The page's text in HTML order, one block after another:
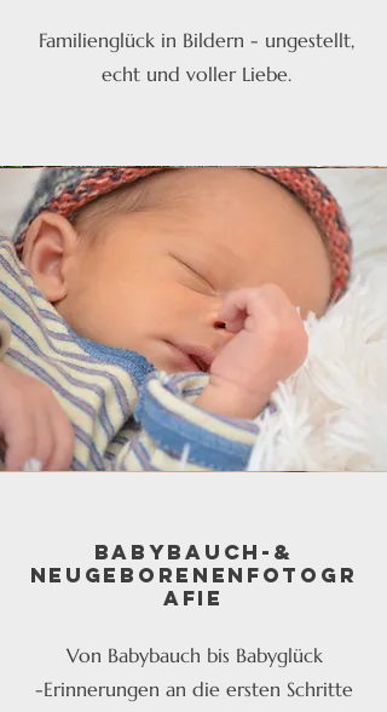
Familienglück in Bildern - ungestellt,
echt und voller Liebe.
Babybauch-&
Neugeborenenfotogr
afie
Von Babybauch bis Babyglück
-Erinnerungen an die ersten Schritte